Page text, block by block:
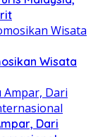
Wisata
Dari